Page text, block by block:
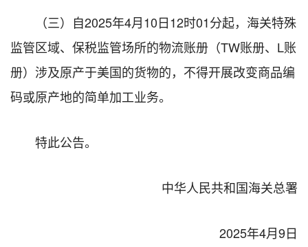
（三）自2025年4月10日12时01分起，海关特殊
监管区域、保税监管场所的物流账册（TW账册、L账
册）涉及原产于美国的货物的，不得开展改变商品编
码或原产地的简单加工业务。
特此公告。
中华人民共和国海关总署
2025年4月9日